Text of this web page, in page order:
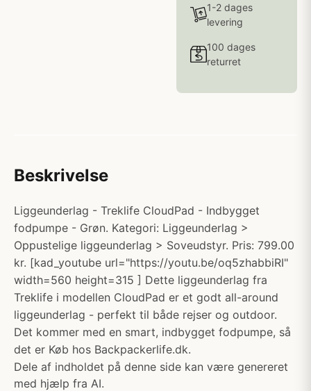
1-2 dages
levering
100 dages
returret
Beskrivelse
Liggeunderlag - Treklife CloudPad - Indbygget
fodpumpe - Grøn. Kategori: Liggeunderlag >
Oppustelige liggeunderlag > Soveudstyr. Pris: 799.00
kr. [kad_youtube url="https://youtu.be/oq5zhabbiRI"
width=560 height=315 ] Dette liggeunderlag fra
Treklife i modellen CloudPad er et godt all-around
liggeunderlag - perfekt til både rejser og outdoor.
Det kommer med en smart, indbygget fodpumpe, så
det er Køb hos Backpackerlife.dk.
Dele af indholdet på denne side kan være genereret
med hjælp fra AI.